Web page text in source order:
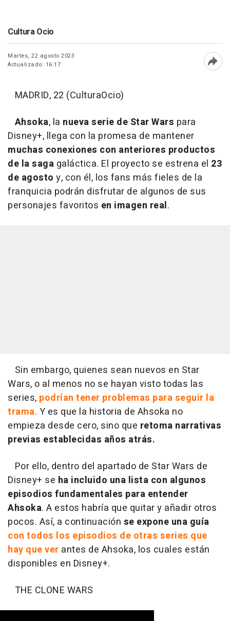
Cultura Ocio
Martes, 22 agosto 2023
Actualizado: 16:17
MADRID, 22 (CulturaOcio)
Ahsoka, la nueva serie de Star Wars para
Disney+, llega con la promesa de mantener
muchas conexiones con anteriores productos
de la saga galáctica. El proyecto se estrena el 23
de agosto y, con él, los fans más fieles de la
franquicia podrán disfrutar de algunos de sus
personajes favoritos en imagen real.
Sin embargo, quienes sean nuevos en Star
Wars, o al menos no se hayan visto todas las
series, podrían tener problemas para seguir la
trama. Y es que la historia de Ahsoka no
empieza desde cero, sino que retoma narrativas
previas establecidas años atrás.
Por ello, dentro del apartado de Star Wars de
Disney+ se ha incluido una lista con algunos
episodios fundamentales para entender
Ahsoka. A estos habría que quitar y añadir otros
pocos. Así, a continuación se expone una guía
con todos los episodios de otras series que
hay que ver antes de Ahsoka, los cuales están
disponibles en Disney+.
THE CLONE WARS